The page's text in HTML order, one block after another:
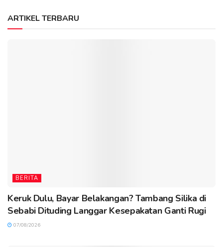
ARTIKEL TERBARU
BERITA
Keruk Dulu, Bayar Belakangan? Tambang Silika di
Sebabi Dituding Langgar Kesepakatan Ganti Rugi
07/08/2026